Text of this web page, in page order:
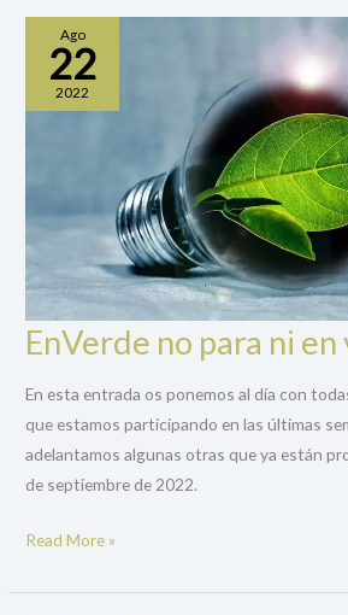
Ago
22
2022
EnVerde no para ni en
En esta entrada os ponemos al día con
que estamos participando en las últimas
adelantamos algunas otras que ya están
de septiembre de 2022.
EnVerde
para
ni
en
verano
Read More »